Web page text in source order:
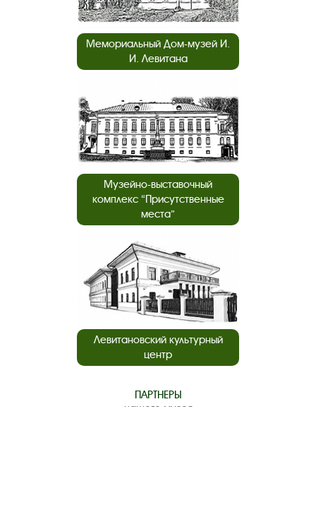
Мемориальный Дом-музей И.
И. Левитана
Музейно-выставочный
комплекс “Присутственные
места”
Левитановский культурный
центр
ПАРТНЕРЫ
нашего музея